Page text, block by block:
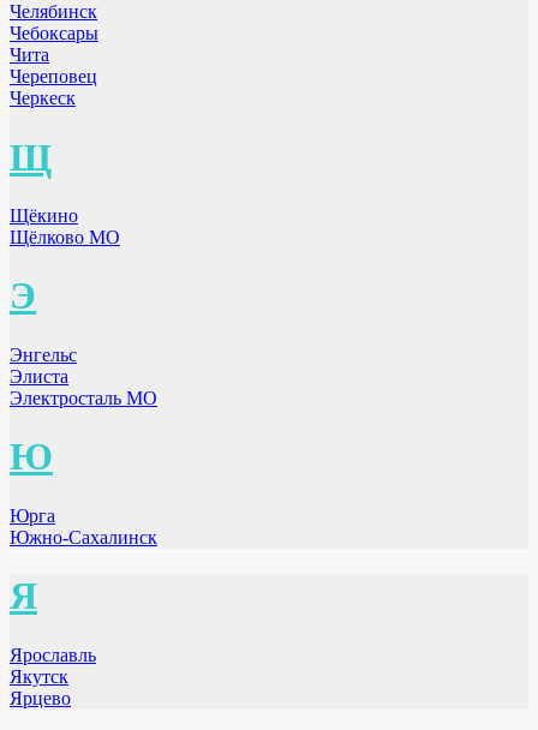
Челябинск
Чебоксары
Чита
Череповец
Черкеск
Щ
Щёкино
Щёлково МО
Э
Энгельс
Элиста
Электросталь МО
Ю
Юрга
Южно-Сахалинск
Я
Ярославль
Якутск
Ярцево